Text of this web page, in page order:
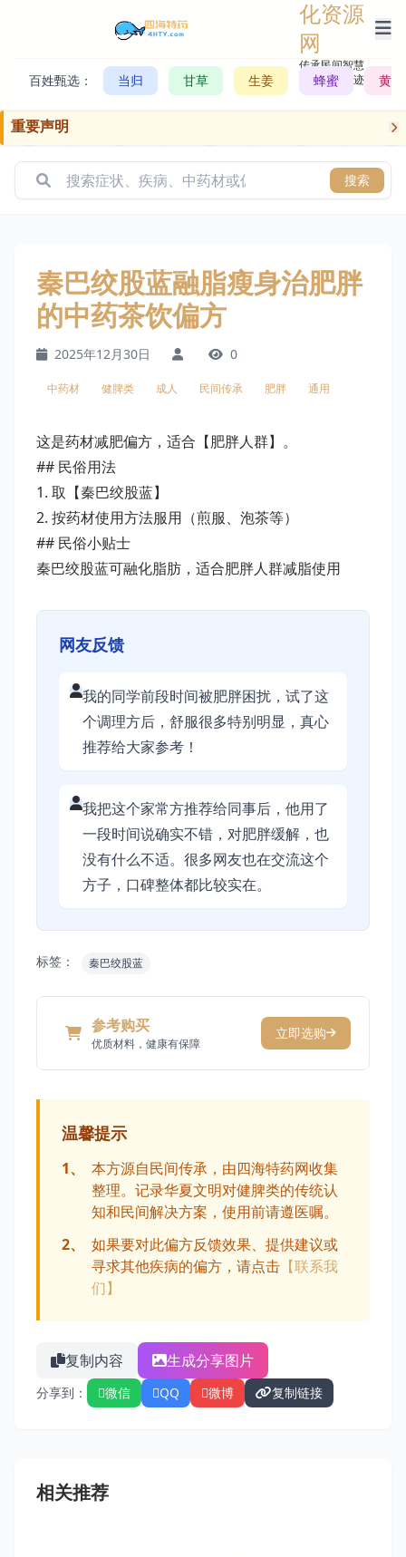
化资源
网
传承民间智慧，
记录历史轨迹
百姓甄选： 当归 甘草 生姜 蜂蜜 黄芪
重要声明
搜索
秦巴绞股蓝融脂瘦身治肥胖
的中药茶饮偏方
2025年12月30日 0
中药材 健脾类 成人 民间传承 肥胖 通用
这是药材减肥偏方，适合【肥胖人群】。
## 民俗用法
1. 取【秦巴绞股蓝】
2. 按药材使用方法服用（煎服、泡茶等）
## 民俗小贴士
秦巴绞股蓝可融化脂肪，适合肥胖人群减脂使用
网友反馈
我的同学前段时间被肥胖困扰，试了这
个调理方后，舒服很多特别明显，真心
推荐给大家参考！
我把这个家常方推荐给同事后，他用了
一段时间说确实不错，对肥胖缓解，也
没有什么不适。很多网友也在交流这个
方子，口碑整体都比较实在。
标签： 秦巴绞股蓝
参考购买
优质材料，健康有保障
立即选购
温馨提示
1、
本方源自民间传承，由四海特药网收集
整理。记录华夏文明对健脾类的传统认
知和民间解决方案，使用前请遵医嘱。
2、
如果要对此偏方反馈效果、提供建议或
寻求其他疾病的偏方，请点击 【联系我
们】
复制内容 生成分享图片
分享到： 微信 QQ 微博 复制链接
相关推荐